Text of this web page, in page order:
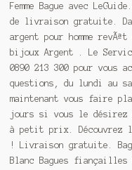
Femme Bague avec
de livraison gratuite.
argent pour homme
bijoux Argent . Le
0890 213 300 pour vous
questions, du lundi au
maintenant vous faire
jours si vous le désirez
à petit prix. Découvrez la
! Livraison gratuite.
Blanc Bagues